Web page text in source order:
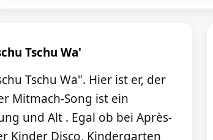
Tschu Wa'
Tschu Wa". Hier ist er, der
Mitmach-Song ist ein
und Alt . Egal ob bei Après-
Kinder Disco, Kindergarten